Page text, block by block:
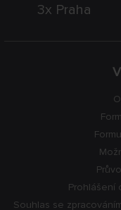
Prohlášení
Souhlas se
3x Praha